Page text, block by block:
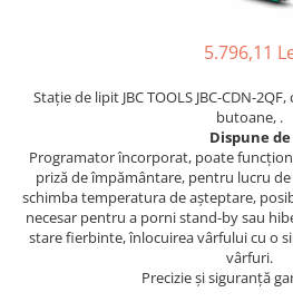
5.796,11
Stație de lipit JBC TOOLS JBC-CDN-2QF,
butoane, .
Dispune de
Programator încorporat, poate
priză de împământare, pentru lucru
schimba temperatura de așteptare,
necesar pentru a porni stand-by sau
stare fierbinte, înlocuirea vârfului cu o
vârfuri.
Precizie și siguranță